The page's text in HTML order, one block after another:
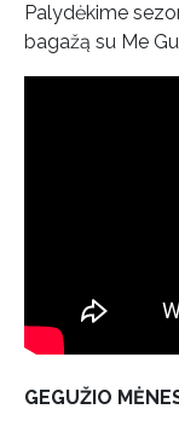
Palydėkime
bagažą su Me
GEGUŽIO